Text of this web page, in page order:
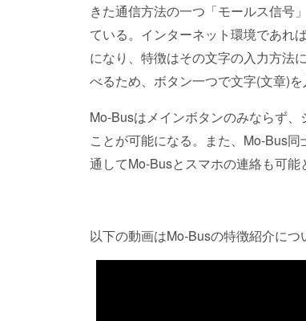
きた通信方法の一つ「モールス信号
ている。インターネット環境であれ
になり、特徴はその文字の入力方法
べるため、ボタン一つで文字(文章)を
Mo-Busはメインボタンのみならず
ことが可能になる。また、Mo-Bus
通してMo-Busとスマホの連絡も可能
以下の動画はMo-Busの特徴紹介につ